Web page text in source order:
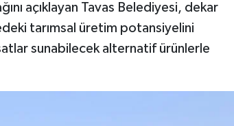
açıklayan Tavas Belediyesi, dekar
tarımsal üretim potansiyelini
sunabilecek alternatif ürünlerle